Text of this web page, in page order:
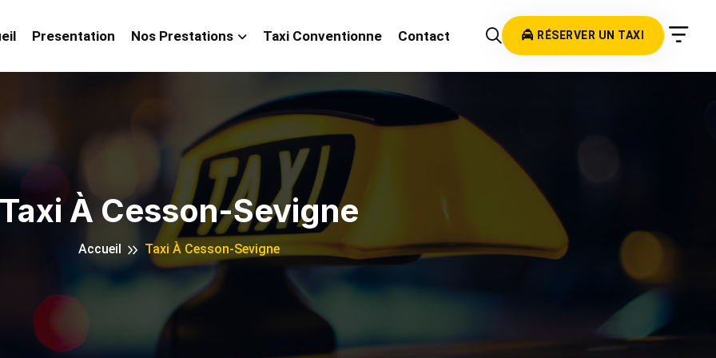
Presentation Nos Prestations Taxi Conventionne Contact RÉSERVER UN TAXI
Taxi À Cesson-Sevigne
Accueil Taxi À Cesson-Sevigne